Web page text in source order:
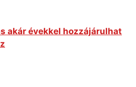
akár évekkel hozzájárulhat